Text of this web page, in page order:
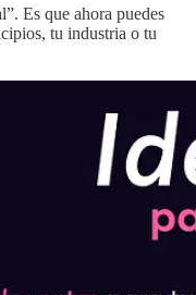
Es que ahora puedes
tu industria o tu